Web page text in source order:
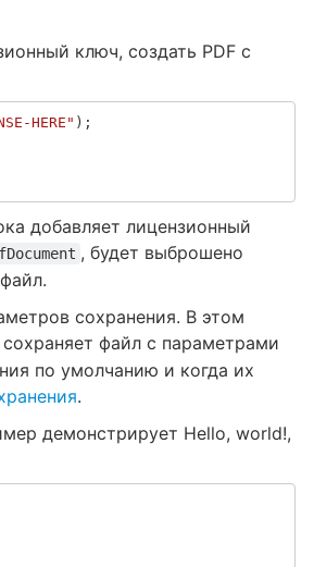
ключ, создать PDF с
HERE" );
добавляет лицензионный
, будет выброшено
сохранения. В этом
сохраняет файл с параметрами
по умолчанию и когда их
.
демонстрирует Hello, world!,